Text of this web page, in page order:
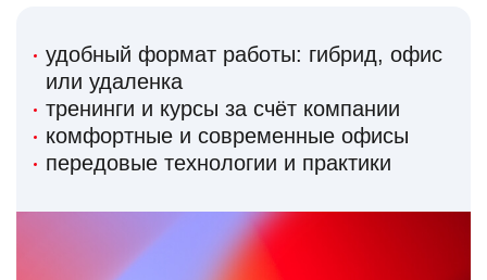
удобный формат работы: гибрид, офис
или удаленка
тренинги и курсы за счёт компании
комфортные и современные офисы
передовые технологии и практики